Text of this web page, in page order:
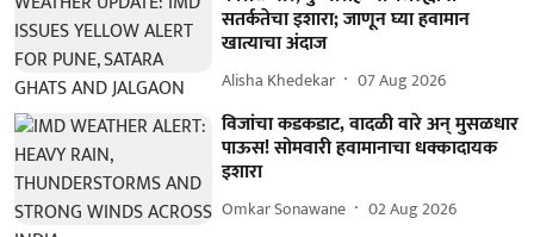
सतर्कतेचा इशारा; जाणून घ्या हवामान
खात्याचा अंदाज
Alisha Khedekar 07 Aug 2026
विजांचा कडकडाट, वादळी वारे अन् मुसळधार
पाऊस! सोमवारी हवामानाचा धक्कादायक
इशारा
Omkar Sonawane 02 Aug 2026